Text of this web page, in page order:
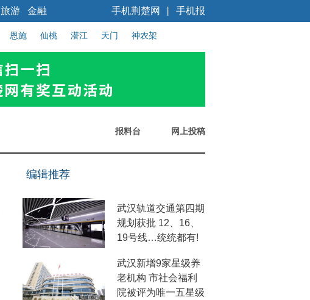
旅游 金融 手机报
手机荆楚网
恩施 仙桃 潜江 天门 神农架
报料台 网上投稿
编辑推荐
武汉轨道交通第四期
规划获批 12、16、
19号线…统统都有!
武汉新增9家星级养
老机构 市社会福利
院被评为唯一五星级